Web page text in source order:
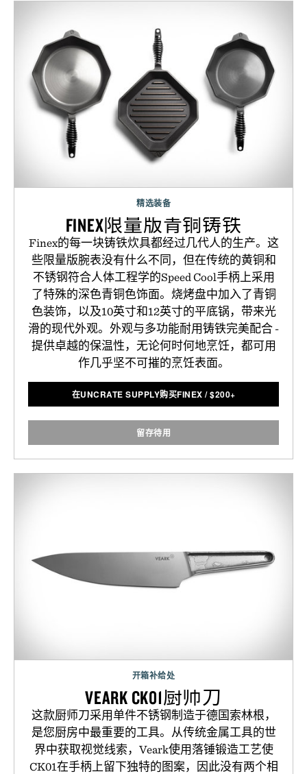
精选装备
FINEX限量版青铜铸铁
Finex的每一块铸铁炊具都经过几代人的生产。这
些限量版腕表没有什么不同，但在传统的黄铜和
不锈钢符合人体工程学的Speed Cool手柄上采用
了特殊的深色青铜色饰面。烧烤盘中加入了青铜
色装饰，以及10英寸和12英寸的平底锅，带来光
滑的现代外观。外观与多功能耐用铸铁完美配合 -
提供卓越的保温性，无论何时何地烹饪，都可用
作几乎坚不可摧的烹饪表面。
在UNCRATE SUPPLY购买FINEX /$200+
留存待用
开箱补给处
VEARK CK01厨师刀
这款厨师刀采用单件不锈钢制造于德国索林根，
是您厨房中最重要的工具。从传统金属工具的世
界中获取视觉线索，Veark使用落锤锻造工艺使
CK01在手柄上留下独特的图案，因此没有两个相